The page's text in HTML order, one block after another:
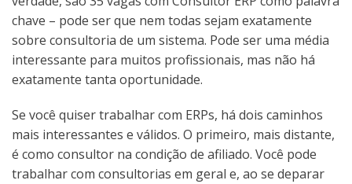
chave – pode ser que nem todas sejam exatamente
sobre consultoria de um sistema. Pode ser uma média
interessante para muitos profissionais, mas não há
exatamente tanta oportunidade.
Se você quiser trabalhar com ERPs, há dois caminhos
mais interessantes e válidos. O primeiro, mais distante,
é como consultor na condição de afiliado. Você pode
trabalhar com consultorias em geral e, ao se deparar